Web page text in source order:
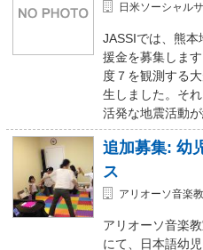
日米ソーシャル
JASSIでは、熊
援金を募集しま
度７を観測する
生しました。そ
活発な地震活動
追加募集: 幼
ス
アリオーソ音楽
アリオーソ音楽
にて、日本語幼